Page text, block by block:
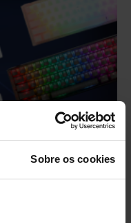
Sobre os cookies